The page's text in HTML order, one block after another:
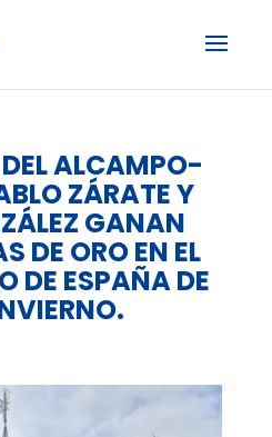
ALCAMPO-
ZÁRATE Y
GANAN
DE ORO EN EL
DE ESPAÑA DE